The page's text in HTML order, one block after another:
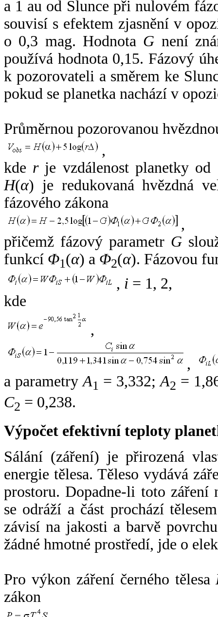
a 1 au od Slunce při nulovém
souvisí s efektem zjasnění v
o 0,3 mag. Hodnota G není
používá hodnota 0,15. Fázový
k pozorovateli a směrem ke
pokud se planetka nachází v
Průměrnou pozorovanou
,
kde rje vzdálenost planetky od
H(α) je redukovaná hvězdná
fázového zákona
,
přičemž fázový parametr G
funkcí Φ1(α) a Φ2(α). Fázovou
, i = 1, 2,
kde
,
,
a parametryA1 = 3,332;A2 =
C2 = 0,238.
Výpočet efektivní teploty
Sálání (záření) je přirozená
energie tělesa. Těleso vydává
prostoru. Dopadne-li toto záření
se odráží a část prochází
závisí na jakosti a barvě
žádné hmotné prostředí, jde o
Pro výkon záření černého tělesa
zákon